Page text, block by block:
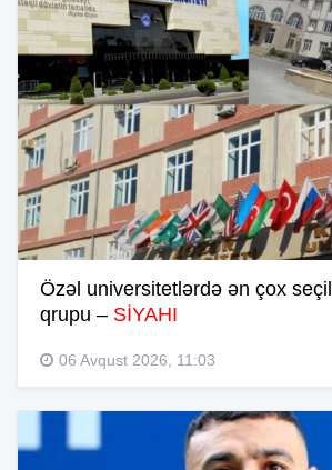
Özəl universitetlərdə ən çox
qrupu – SİYAHI
06 Avqust 2026, 11:03